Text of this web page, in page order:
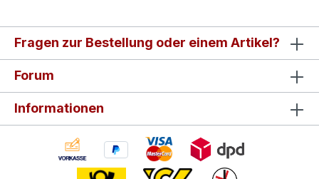
Fragen zur Bestellung oder einem Artikel?
Forum
Informationen